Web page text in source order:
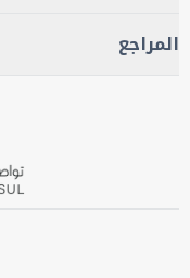
المراجع